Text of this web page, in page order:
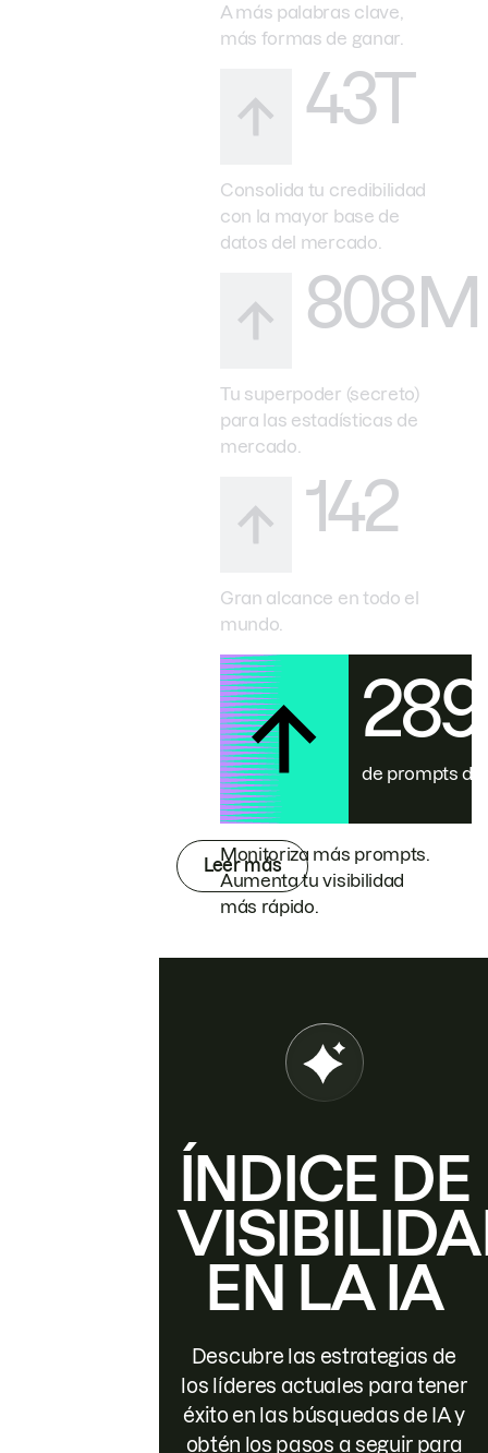
A más palabras clave,
más formas de ganar.
43T
Consolida tu credibilidad
con la mayor base de
datos del mercado.
808M
Tu superpoder (secreto)
para las estadísticas de
mercado.
142
Gran alcance en todo el
mundo.
de prompts de
Monitoriza más prompts.
Aumenta tu visibilidad
más rápido.
Leer más
ÍNDICE DE
EN LA IA
Descubre las estrategias de
los líderes actuales para tener
éxito en las búsquedas de IA y
obtén los pasos a seguir para